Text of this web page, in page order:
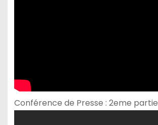
Conférence de Presse : 2eme partie